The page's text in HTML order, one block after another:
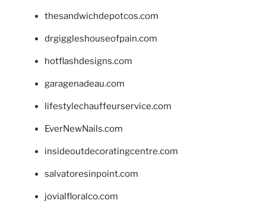
thesandwichdepotcos.com
drgiggleshouseofpain.com
hotflashdesigns.com
garagenadeau.com
lifestylechauffeurservice.com
EverNewNails.com
insideoutdecoratingcentre.com
salvatoresinpoint.com
jovialfloralco.com